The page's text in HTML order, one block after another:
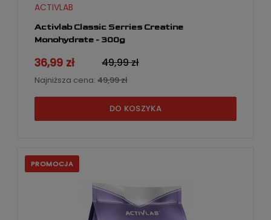
Activlab Classic Serries Creatine
Monohydrate - 300g
ACTIVLAB
36,99 zł 49,99 zł
Najniższa cena: 49,99 zł
DO KOSZYKA
PROMOCJA